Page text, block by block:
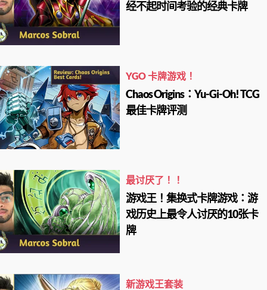
经不起时间考验的经典卡牌
YGO 卡牌游戏！
Chaos Origins：Yu-Gi-Oh! TCG
最佳卡牌评测
最讨厌了！！
游戏王！集换式卡牌游戏：游
戏历史上最令人讨厌的10张卡
牌
新游戏王套装